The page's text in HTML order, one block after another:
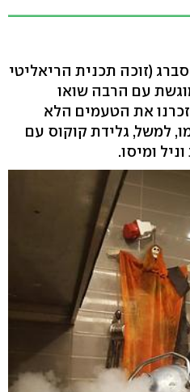
(זוכה תכנית הריאליטי
עם הרבה שואו
את הטעמים הלא
למשל, גלידת קוקוס עם
ומיסו.